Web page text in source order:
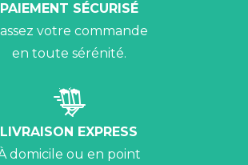
PAIEMENT SÉCURISÉ
votre commande
en toute sérénité.
LIVRAISON EXPRESS
domicile ou en point